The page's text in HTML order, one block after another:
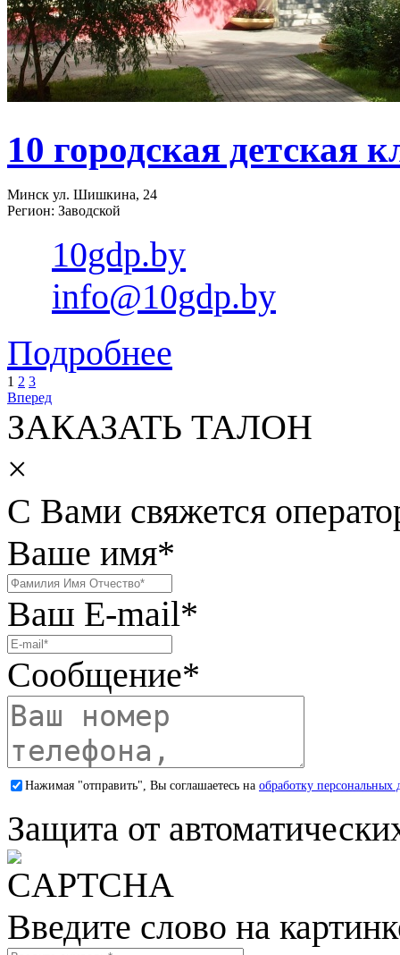
10 городская детская
Минск ул. Шишкина, 24
Регион: Заводской
10gdp.by
info@10gdp.by
Подробнее
1 2 3
Вперед
ЗАКАЗАТЬ ТАЛОН
×
С Вами свяжется
Ваше имя*
Ваш E-mail*
Сообщение*
Нажимая "отправить", Вы соглашаетесь на обработку персональных
Защита от
Введите слово на